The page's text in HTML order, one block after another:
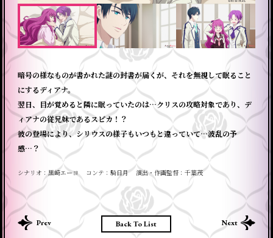
暗号の様なものが書かれた謎の封書が届くが、それを無視して眠ること
にするディアナ。
翌日、目が覚めると隣に眠っていたのは…クリスの攻略対象であり、デ
ィアナの従兄妹であるスピカ！？
彼の登場により、シリウスの様子もいつもと違っていて…波乱の予
感…？
シナリオ 黒崎エーヨ コンテ 騎日月 演出・作画監督 千葉茂
Back To List